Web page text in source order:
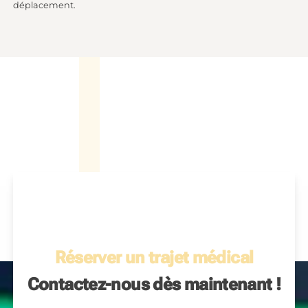
déplacement.
Réserver un trajet médical
Contactez-nous dès maintenant !